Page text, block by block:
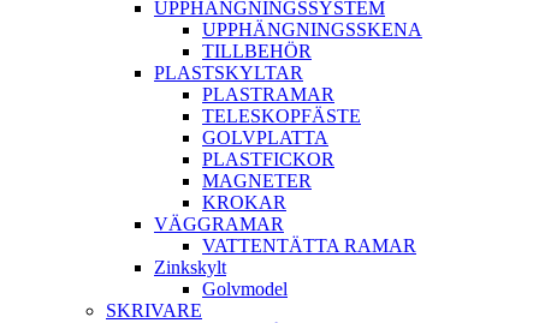
UPPHÄNGNINGSSYSTEM
UPPHÄNGNINGSSKENA
TILLBEHÖR
PLASTSKYLTAR
PLASTRAMAR
TELESKOPFÄSTE
GOLVPLATTA
PLASTFICKOR
MAGNETER
KROKAR
VÄGGRAMAR
VATTENTÄTTA RAMAR
Zinkskylt
Golvmodel
SKRIVARE